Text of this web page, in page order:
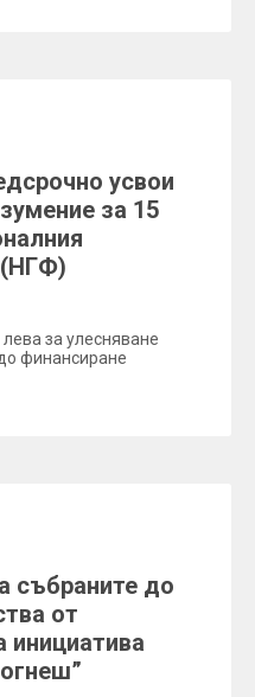
усвои
за 15
(НГФ)
за улесняване
финансиране
събраните до
от
инициатива